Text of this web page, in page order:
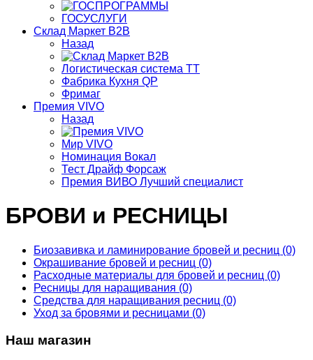
ГОСУСЛУГИ
Склад Маркет В2В
Назад
Логистическая система ТТ
Фабрика Кухня QP
Фримаг
Премия VIVO
Назад
Мир VIVO
Номинация Вокал
Тест Драйф Форсаж
Премия ВИВО Лучший специалист
БРОВИ и РЕСНИЦЫ
Биозавивка и ламинирование бровей и ресниц (0)
Окрашивание бровей и ресниц (0)
Расходные материалы для бровей и ресниц (0)
Ресницы для наращивания (0)
Средства для наращивания ресниц (0)
Уход за бровями и ресницами (0)
Наш магазин